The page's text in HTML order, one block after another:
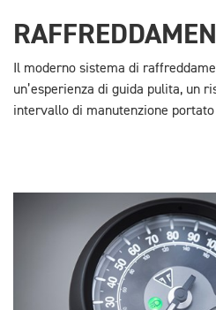
Il moderno sistema di
un’esperienza di guida pulita, un
intervallo di manutenzione portato